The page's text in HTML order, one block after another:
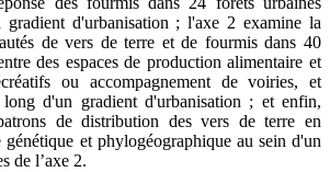
d'urbanisation ; l'axe 2 examine la
de vers de terre et de fourmis dans 40
des espaces de production alimentaire et
ou accompagnement de voiries, et
long d'un gradient d'urbanisation ; et enfin,
de distribution des vers de terre en
et phylogéographique au sein d'un
de l’axe 2.